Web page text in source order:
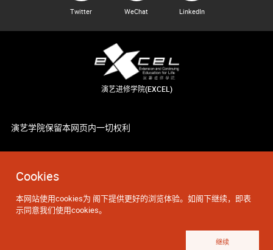
Cookies
本网站使用cookies为 阁下提供更好的浏览体验。如阁下继续，即表
示同意我们使用cookies。
继续
Twitter WeChat LinkedIn
演艺进修学院(EXCEL)
演艺学院保留本网页内一切权利